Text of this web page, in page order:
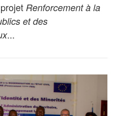
Renforcement à la
et des
...